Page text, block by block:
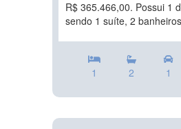
R$ 365.466,00. Possui 1
sendo 1 suíte, 2
1 2 1